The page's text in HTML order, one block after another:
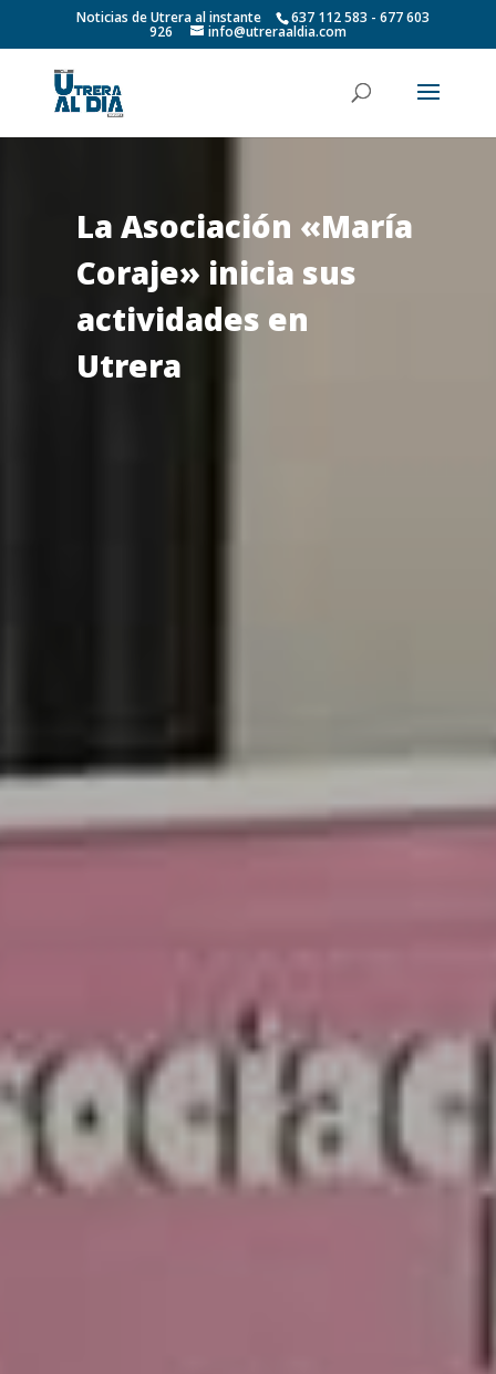
Noticias de Utrera al instante 637 112 583 - 677 603
926 info@utreraaldia.com
La Asociación «María
Coraje» inicia sus
actividades en
Utrera